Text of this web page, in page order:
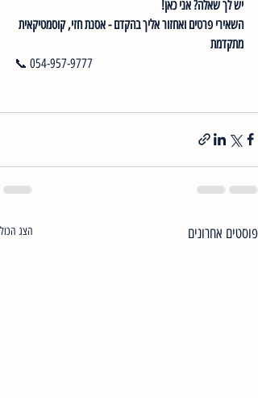
יש לך שאלה? אני כאן!
השאירי פרטים ואחזור אליך בהקדם - אסנת חזי, קוסמטיקאית
מתקדמת
📞 054-957-9777
פוסטים אחרונים הצג הכול